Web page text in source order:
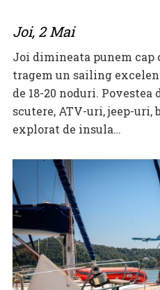
Joi, 2 Mai
Joi dimineata punem cap
tragem un sailing
de 18-20 noduri. Povestea
scutere, ATV-uri, jeep-
explorat de insula…